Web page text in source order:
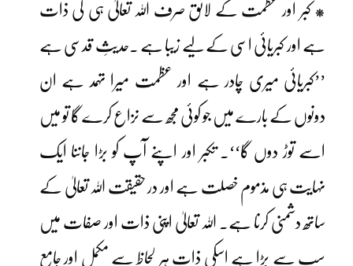
* کبر اور عظمت کے لائق صرف اللہ تعالیٰ ہی کی ذات
ہے اور کبریائی اسی کے لیے زیبا ہے ۔حدیثِ قدسی ہے
’’کبریائی میری چادر ہے اور عظمت میرا تہمد ہے ان
دونوں کے بارے میں جو کوئی مجھ سے نزاع کرے گا تو میں
اسے توڑ دوں گا‘‘۔ تکبر اور اپنے آپ کو بڑا جاننا ایک
نہایت ہی مذموم خصلت ہے اور در حقیقت اللہ تعالیٰ کے
ساتھ دشمنی کرنا ہے۔ اللہ تعالیٰ اپنی ذات اور صفات میں
سب سے بڑا ہے اسکی ذات ہر لحاظ سے مکمل اور جامع